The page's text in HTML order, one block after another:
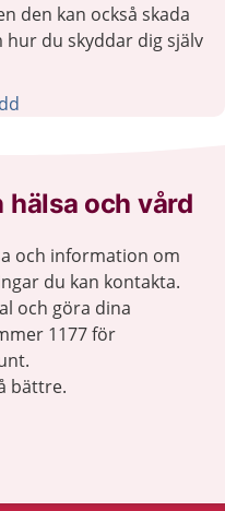
den kan också skada
hur du skyddar dig själv
och vård
och information om
du kan kontakta.
och göra dina
1177 för
bättre.